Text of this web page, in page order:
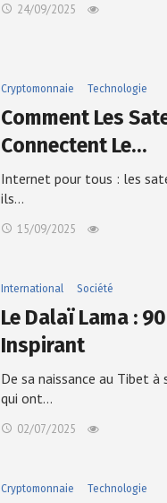
24/09/2025
Cryptomonnaie Technologie
Comment Les
Connectent Le…
Internet pour tous : les
ils…
15/09/2025
International Société
Le Dalaï Lama :
Inspirant
De sa naissance au Tibet
qui ont…
02/07/2025
Cryptomonnaie Technologie